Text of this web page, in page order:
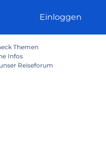
Einloggen
Themen
Infos
Reiseforum